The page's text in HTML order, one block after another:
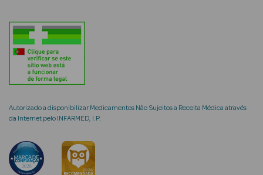
Cosmética
Rosto
Hidratantes
Anti-
envelhecimento
Autorizado a disponibilizar Medicamentos Não Sujeitos a Receita Médica através
da Internet pelo INFARMED, I.P.